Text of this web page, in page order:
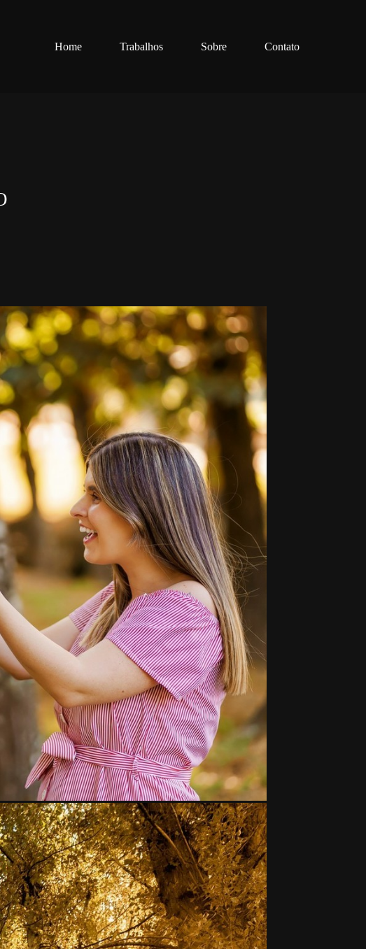
Home Trabalhos Sobre Contato